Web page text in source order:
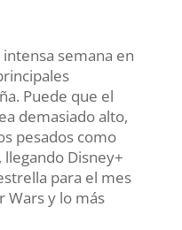
semana en
Puede que el
demasiado alto,
pesados como
Disney+
para el mes
Wars y lo más